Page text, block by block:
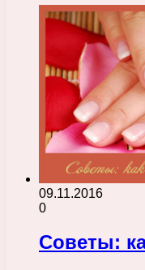
09.11.2016
0
Советы: